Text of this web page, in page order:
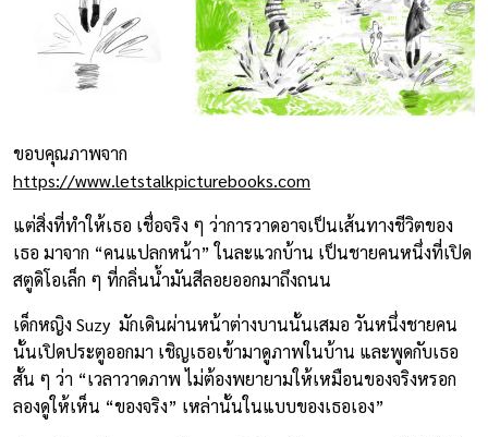
ขอบคุณภาพจาก
https://www.letstalkpicturebooks.com
แต่สิ่งที่ทำให้เธอ เชื่อจริง ๆ ว่าการวาดอาจเป็นเส้นทางชีวิตของ
เธอ มาจาก “คนแปลกหน้า” ในละแวกบ้าน เป็นชายคนหนึ่งที่เปิด
สตูดิโอเล็ก ๆ ที่กลิ่นน้ำมันสีลอยออกมาถึงถนน
เด็กหญิง Suzy มักเดินผ่านหน้าต่างบานนั้นเสมอ วันหนึ่งชายคน
นั้นเปิดประตูออกมา เชิญเธอเข้ามาดูภาพในบ้าน และพูดกับเธอ
สั้น ๆ ว่า “เวลาวาดภาพ ไม่ต้องพยายามให้เหมือนของจริงหรอก
ลองดูให้เห็น “ของจริง” เหล่านั้นในแบบของเธอเอง”